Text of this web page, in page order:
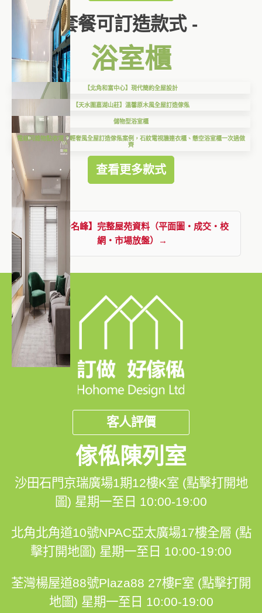
套餐可訂造款式 -
浴室櫃
【北角和富中心】現代簡約全屋設計
【天水圍嘉湖山莊】溫馨原木風全屋訂造傢俬
儲物型浴室櫃
電線同雜物點收埋？輕奢風全屋訂造傢俬案例，石紋電視牆連衣櫃、懸空浴室櫃一次過做
齊
查看更多款式
查看【晉名峰】完整屋苑資料（平面圖・成交・校
網・市場放盤）→
客人評價
傢俬陳列室
沙田石門京瑞廣場1期12樓K室 (點擊打開地
圖) 星期一至日 10:00-19:00
北角北角道10號NPAC亞太廣場17樓全層 (點
擊打開地圖) 星期一至日 10:00-19:00
荃灣楊屋道88號Plaza88 27樓F室 (點擊打開
地圖) 星期一至日 10:00-19:00